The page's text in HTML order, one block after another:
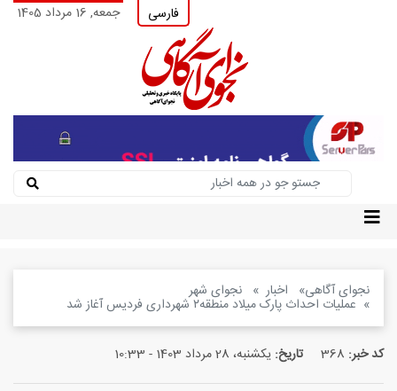
جمعه, 16 مرداد 1405 فارسی
نجوای آگاهی اخبار نجوای شهر
عملیات احداث پارک میلاد منطقه۲ شهرداری فردیس آغاز شد
کد خبر: 368 تاریخ: یکشنبه، 28 مرداد 1403 - 10:33